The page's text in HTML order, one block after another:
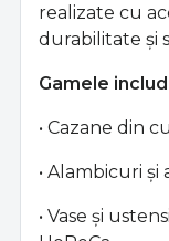
realizate cu
durabilitate și
Gamele
• Cazane din
• Alambicuri
• Vase și